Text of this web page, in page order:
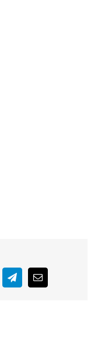
TelegramEmail